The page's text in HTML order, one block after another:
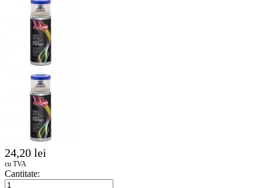
24,20 lei
cu TVA
Cantitate: